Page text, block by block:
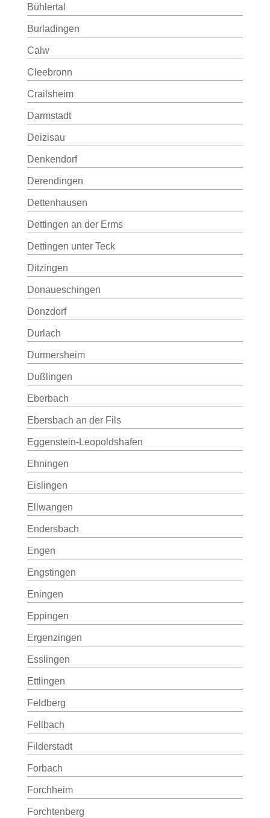
Bühlertal
Burladingen
Calw
Cleebronn
Crailsheim
Darmstadt
Deizisau
Denkendorf
Derendingen
Dettenhausen
Dettingen an der Erms
Dettingen unter Teck
Ditzingen
Donaueschingen
Donzdorf
Durlach
Durmersheim
Dußlingen
Eberbach
Ebersbach an der Fils
Eggenstein-Leopoldshafen
Ehningen
Eislingen
Ellwangen
Endersbach
Engen
Engstingen
Eningen
Eppingen
Ergenzingen
Esslingen
Ettlingen
Feldberg
Fellbach
Filderstadt
Forbach
Forchheim
Forchtenberg